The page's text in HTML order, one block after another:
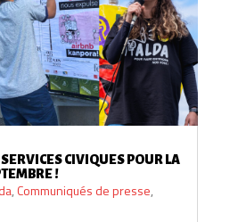
CIVIQUES POUR LA
!
, Communiqués de presse,